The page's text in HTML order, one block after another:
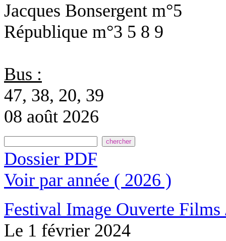
Jacques Bonsergent m°5
République m°3 5 8 9
Bus :
47, 38, 20, 39
08 août 2026
Dossier PDF
Voir par année ( 2026 )
Festival Image Ouverte Films
Le 1 février 2024